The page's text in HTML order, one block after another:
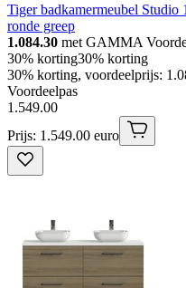
Tiger badkamermeubel
ronde greep
1.084.30 met GAMMA
30% korting30% korting
30% korting, voordeelprijs:
Voordeelpas
1 .549.00
Prijs: 1.549.00 euro